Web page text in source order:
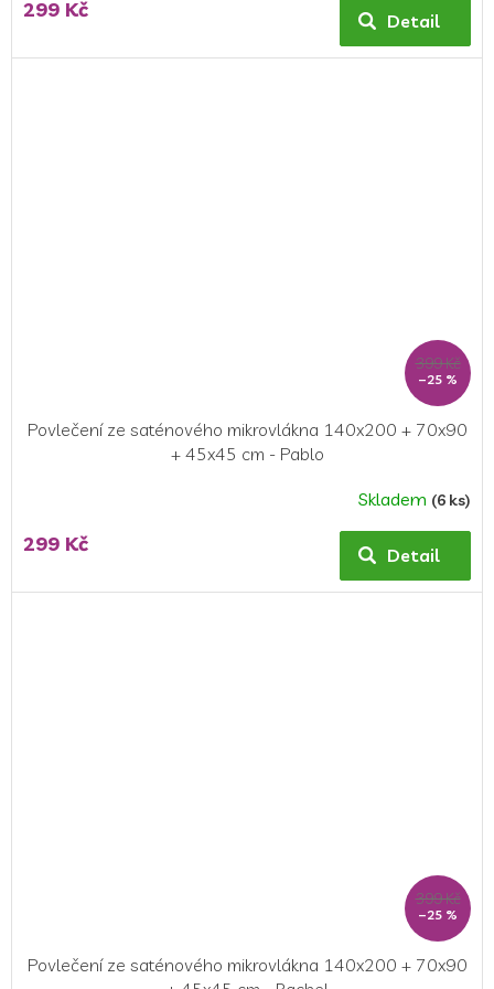
299 Kč Detail
399 Kč
–25 %
Povlečení ze saténového mikrovlákna 140x200 + 70x90
+ 45x45 cm - Pablo
Skladem (6 ks)
299 Kč Detail
399 Kč
–25 %
Povlečení ze saténového mikrovlákna 140x200 + 70x90